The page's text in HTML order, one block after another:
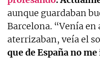
aunque guardaban
Barcelona. “Venía en
aterrizaban, veía el
que de España no